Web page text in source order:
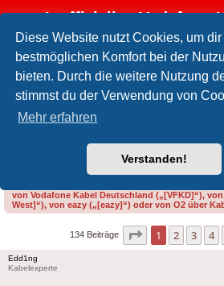
Diese Website nutzt Cookies, um dir
bestmöglichen Komfort bei der
bieten. Durch die weitere Nutzung
stimmst du der Verwendung von
Mehr erfahren
Verstanden!
Inoffizielles Vodafone-
FAQ
Foren-Übersicht Internet und Telefon über
o2 Kabel ab November
Bitte gib bei der Erstellung eines Threads im
von Vodafone Kabel Deutschland („[VFKD]“),
West]“), von eazy („[eazy]“) oder von O2 über
134 Beiträge Seite 1von 14
1 2 3 4
Edd1ng
Kabelexperte